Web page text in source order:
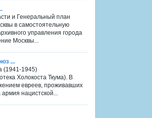
и Генеральный план
в самостоятельную
управления города
Москвы...
...
(1941-1945)
Холокоста Ткума). В
евреев, проживавших
нацистской...